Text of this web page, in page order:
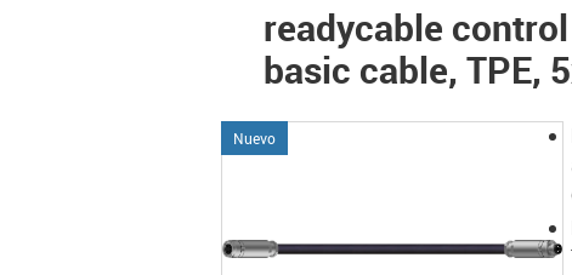
readycable
basic cable, TPE,
Nuevo